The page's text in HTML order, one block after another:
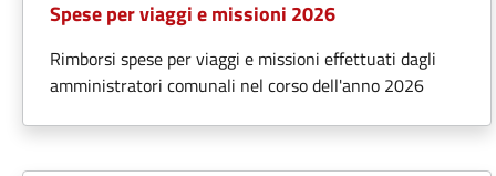
Spese per viaggi e missioni 2026
Rimborsi spese per viaggi e missioni effettuati dagli
amministratori comunali nel corso dell'anno 2026